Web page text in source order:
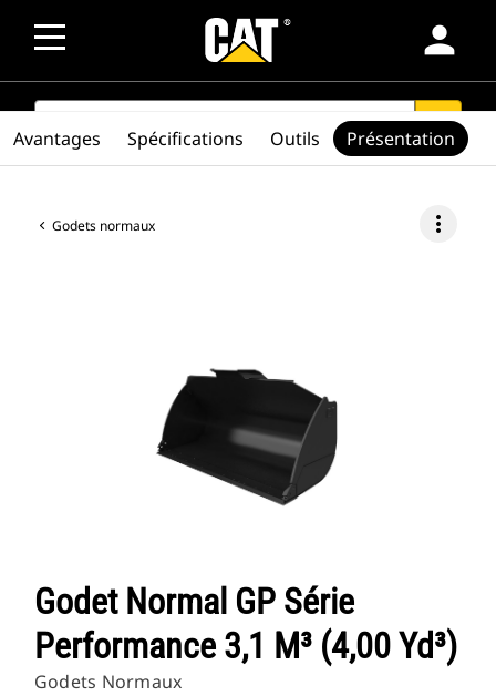
person
SEARCH search
Godets normaux more_vert
Godet Normal GP Série
Performance 3,1 M³ (4,00 Yd³)
Godets Normaux
Avantages Spécifications Outils Présentation